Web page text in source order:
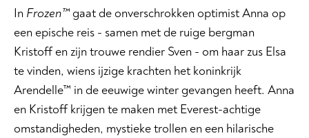
In Frozen™ gaat de onverschrokken optimist Anna op
een epische reis - samen met de ruige bergman
Kristoff en zijn trouwe rendier Sven - om haar zus Elsa
te vinden, wiens ijzige krachten het koninkrijk
Arendelle™ in de eeuwige winter gevangen heeft. Anna
en Kristoff krijgen te maken met Everest-achtige
omstandigheden, mystieke trollen en een hilarische